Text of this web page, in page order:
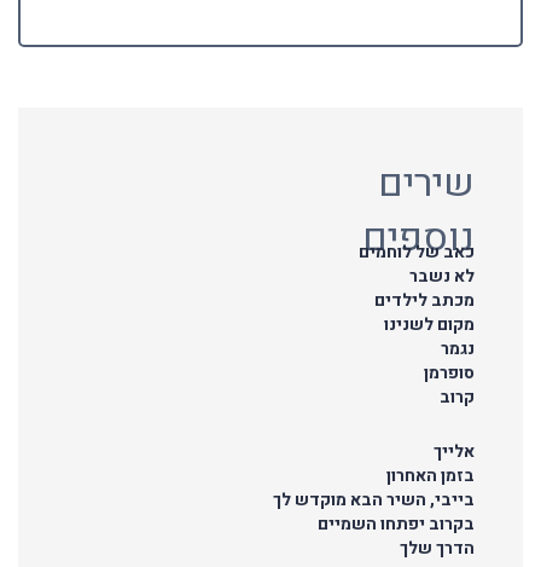
שירים
נוספים
כאב של לוחמים
לא נשבר
מכתב לילדים
מקום לשנינו
נגמר
סופרמן
קרוב
אלייך
בזמן האחרון
בייבי, השיר הבא מוקדש לך
בקרוב יפתחו השמיים
הדרך שלך